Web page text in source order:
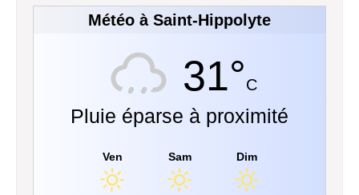
Météo à Saint-Hippolyte
31°C
Pluie éparse à proximité
Ven Sam Dim